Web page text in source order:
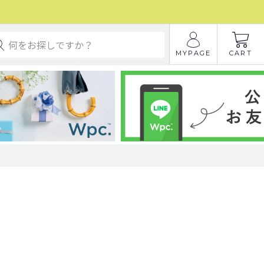
MYPAGE CART